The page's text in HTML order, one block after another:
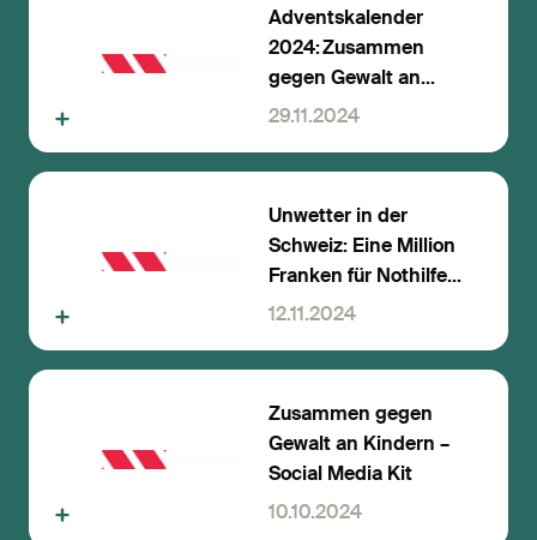
Adventskalender
2024: Zusammen
gegen Gewalt an
Kindern
29.11.2024
Unwetter in der
Schweiz: Eine Million
Franken für Nothilfe
eingesetzt
12.11.2024
Zusammen gegen
Gewalt an Kindern –
Social Media Kit
10.10.2024